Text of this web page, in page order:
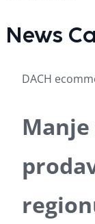
News
DACH